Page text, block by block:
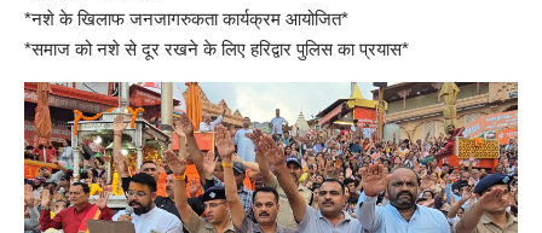
*नशे के खिलाफ जनजागरुकता कार्यक्रम आयोजित*
*समाज को नशे से दूर रखने के लिए हरिद्वार पुलिस का प्रयास*